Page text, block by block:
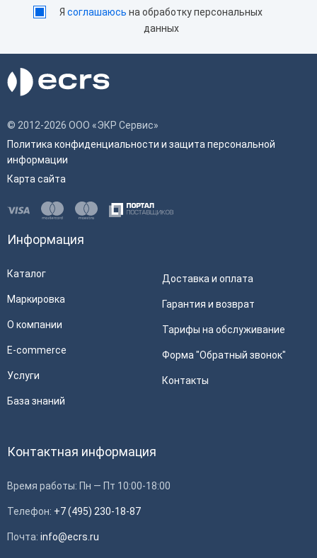
Ясоглашаюсь на обработку персональных
данных
© 2012-2026 ООО «ЭКР Сервис»
Политика конфиденциальности и защита персональной
информации
Карта сайта
Информация
Каталог
Маркировка
О компании
E-commerce
Услуги
База знаний
Доставка и оплата
Гарантия и возврат
Тарифы на обслуживание
Форма "Обратный звонок"
Контакты
Контактная информация
Время работы: Пн — Пт 10:00-18:00
Телефон: +7 (495) 230-18-87
Почта: info@ecrs.ru